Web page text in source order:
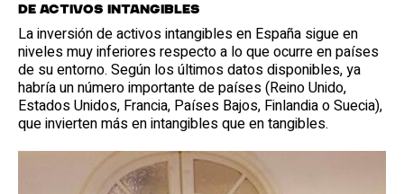
de activos intangibles
La inversión de activos intangibles en España sigue en
niveles muy inferiores respecto a lo que ocurre en países
de su entorno. Según los últimos datos disponibles, ya
habría un número importante de países (Reino Unido,
Estados Unidos, Francia, Países Bajos, Finlandia o Suecia),
que invierten más en intangibles que en tangibles.